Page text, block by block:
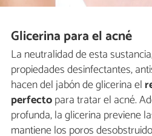
Glicerina para el acné
La neutralidad de esta
propiedades desinfectantes,
hacen del jabón de glicerina el
perfectopara tratar el acné.
profunda, la glicerina previene
mantiene los poros